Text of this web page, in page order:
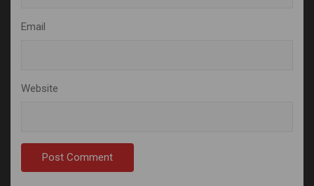
Email
Website